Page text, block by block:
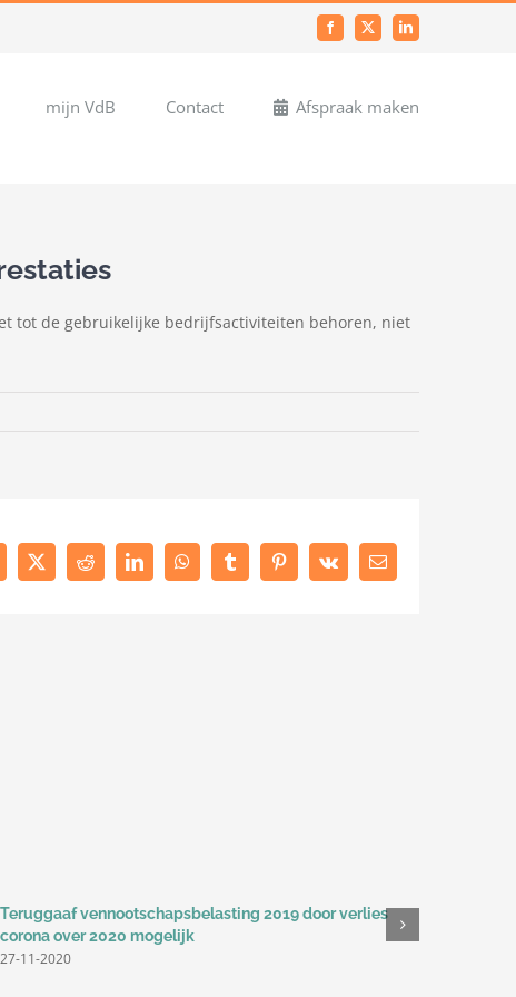
Facebook
X LinkedIn
mijn VdB Contact Afspraak maken
tot de gebruikelijke bedrijfsactiviteiten behoren, niet
X RedditLinkedInWhatsAppTumblrPinterest
Vk
E-
mail
Teruggaaf vennootschapsbelasting 2019 door verlies
corona over 2020 mogelijk
27-11-2020